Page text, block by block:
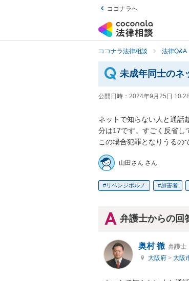
ココナラへ
ココナラ法律相談 法律Q&A
未成年同士のネ
公開日時： 2024年9月25日 10:28
ネットで知らない人と通話
分は17です。すごく反省し
この場合犯罪となりうるの
山田さん さん
リベンジポルノ 加害者
弁護士からの回
奥村 徹 弁護士
大阪府 > 大阪